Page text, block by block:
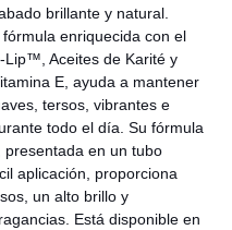
brillante y natural.
enriquecida con el
Lip™, Aceites de Karité y
E, ayuda a mantener
tersos, vibrantes e
todo el día. Su fórmula
presentada en un tubo
aplicación, proporciona
un alto brillo y
Está disponible en